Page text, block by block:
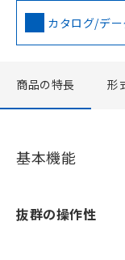
カタログ/デ
商品の特長 形
基本機能
抜群の操作性